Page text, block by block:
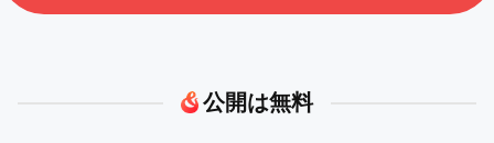
公開は無料